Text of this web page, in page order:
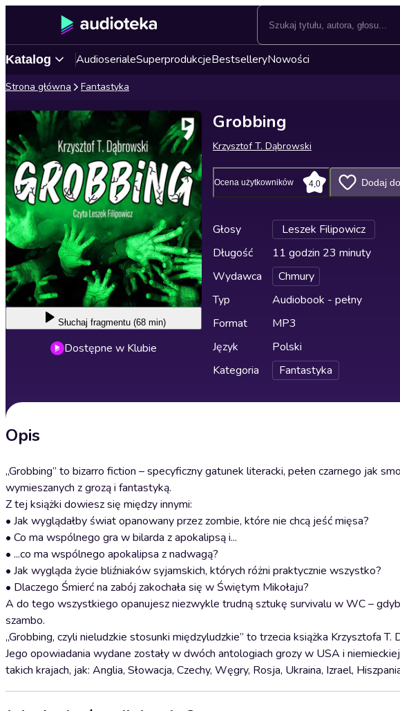
Katalog AudioserialeSuperprodukcjeBestselleryNowości
Strona główna Fantastyka
Słuchaj fragmentu (68 min)
Dostępne w Klubie
Grobbing
Krzysztof T. Dąbrowski
Ocena użytkowników 4,0 Dodaj
Głosy
Leszek Filipowicz
Długość
11 godzin 23 minuty
Wydawca
Chmury
Typ
Audiobook - pełny
Format
MP3
Język
Polski
Kategoria
Fantastyka
Opis
„Grobbing” to bizarro fiction – specyficzny gatunek literacki, pełen czarnego jak
wymieszanych z grozą i fantastyką.
Z tej książki dowiesz się między innymi:
• Jak wyglądałby świat opanowany przez zombie, które nie chcą jeść mięsa?
• Co ma wspólnego gra w bilarda z apokalipsą i...
• ...co ma wspólnego apokalipsa z nadwagą?
• Jak wygląda życie bliźniaków syjamskich, których różni praktycznie wszystko?
• Dlaczego Śmierć na zabój zakochała się w Świętym Mikołaju?
A do tego wszystkiego opanujesz niezwykle trudną sztukę survivalu w WC –
szambo.
„Grobbing, czyli nieludzkie stosunki międzyludzkie” to trzecia książka Krzysztofa
Jego opowiadania wydane zostały w dwóch antologiach grozy w USA i
takich krajach, jak: Anglia, Słowacja, Czechy, Węgry, Rosja, Ukraina, Izrael,